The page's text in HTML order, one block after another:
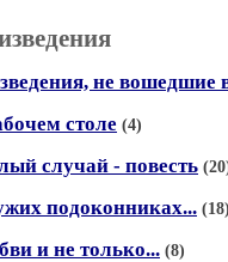
не вошедшие
столе (4)
случай - повесть
подоконниках... (18)
и не только... (8)